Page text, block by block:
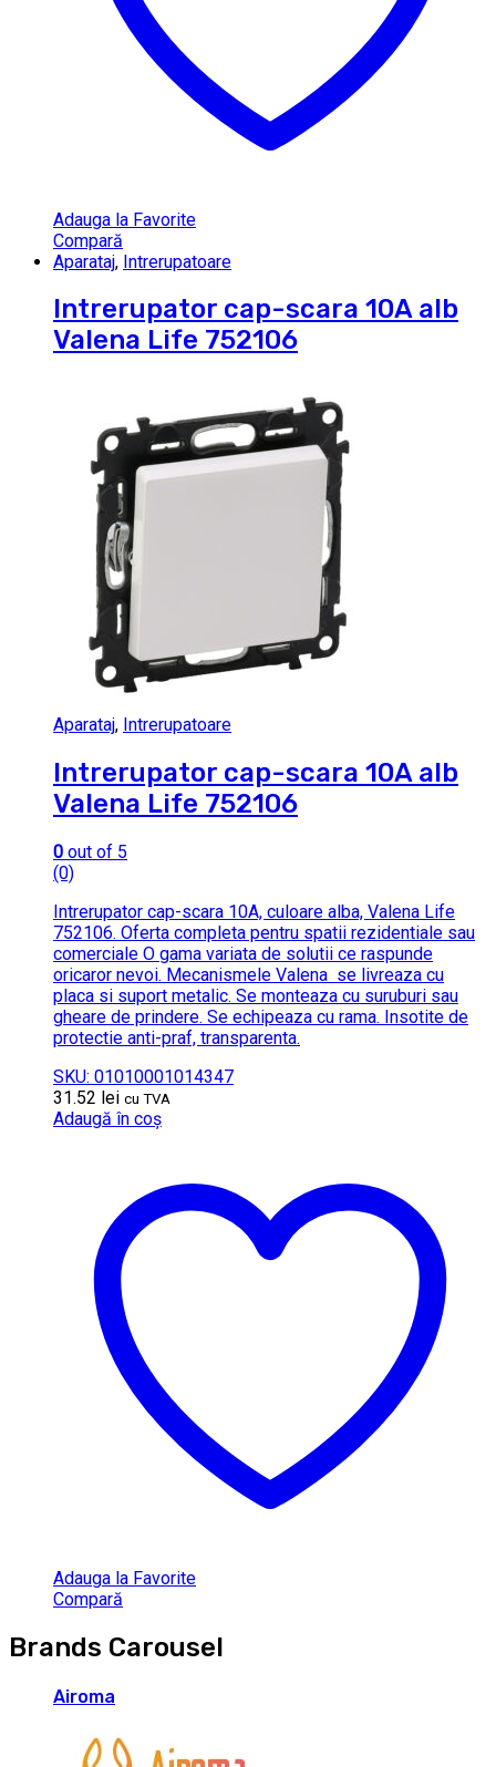
Adauga la Favorite
Compară
Aparataj, Intrerupatoare
Intrerupator cap-scara 10A alb
Valena Life 752106
Aparataj, Intrerupatoare
Intrerupator cap-scara 10A alb
Valena Life 752106
0 out of 5
(0)
Intrerupator cap-scara 10A, culoare alba, Valena Life
752106. Oferta completa pentru spatii rezidentiale sau
comerciale O gama variata de solutii ce raspunde
oricaror nevoi. Mecanismele Valena se livreaza cu
placa si suport metalic. Se monteaza cu suruburi sau
gheare de prindere. Se echipeaza cu rama. Insotite de
protectie anti-praf, transparenta.
SKU: 01010001014347
31.52 lei cu TVA
Adaugă în coș
Adauga la Favorite
Compară
Brands Carousel
Airoma